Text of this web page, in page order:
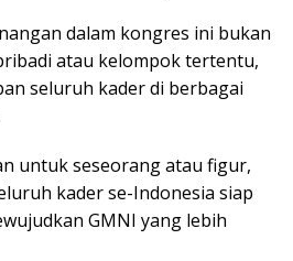
dalam kongres ini bukan
atau kelompok tertentu,
seluruh kader di berbagai
untuk seseorang atau figur,
kader se-Indonesia siap
GMNI yang lebih